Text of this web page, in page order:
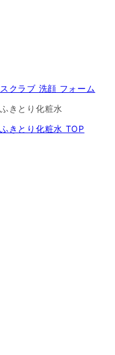
スクラブ 洗顔 フォーム
ふきとり化粧水
ふきとり化粧水 TOP